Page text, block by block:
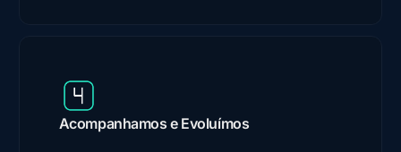
Acompanhamos e Evoluímos